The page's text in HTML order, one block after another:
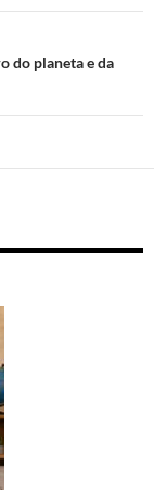
do planeta e da